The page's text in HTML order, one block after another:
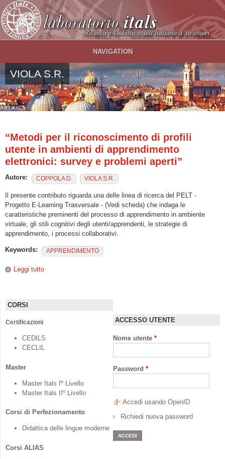
Salta al contenuto principale
NAVIGATION
VIOLA S.R.
“Metodi per il riconoscimento di profili
utente in ambienti di apprendimento
elettronici: survey e problemi aperti”
Autore: COPPOLA D. VIOLA S.R.
Il presente contributo riguarda una delle linea di ricerca del PELT -
Progetto E-Learning Trasversale - (Vedi scheda) che indaga le
caratteristiche preminenti del processo di apprendimento in ambiente
virtuale, gli stili cognitivi degli utenti/apprendenti, le strategie di
apprendimento, i processi collaborativi.
Keywords: APPRENDIMENTO
Leggi tutto
CORSI
Certificazioni
CEDILS
CECLIL
Master
Master Itals Iº Livello
Master Itals IIº Livello
Corsi di Perfezionamento
Didattica delle lingue moderne
Corsi ALIAS
ACCESSO UTENTE
Nome utente *
Password *
Accedi usando OpenID
Richiedi nuova password